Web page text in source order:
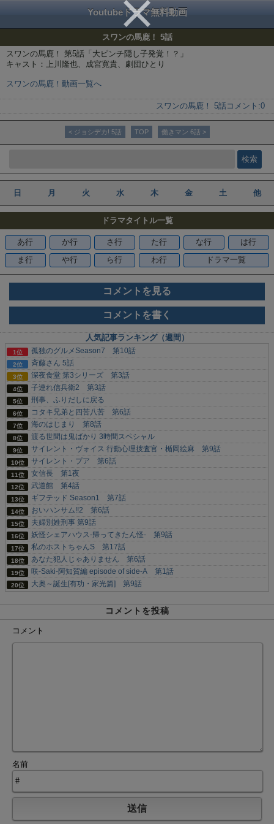
Youtubeドラマ無料動画
スワンの馬鹿！ 5話
スワンの馬鹿！ 第5話「大ピンチ隠し子発覚！？」
キャスト：上川隆也、成宮寛貴、劇団ひとり
スワンの馬鹿！動画一覧へ
スワンの馬鹿！ 5話 コメント:0
< ジョシデカ! 5話 TOP 働きマン 6話 >
日 月 火 水 木 金 土 他
ドラマタイトル一覧
あ行 か行 さ行 た行 な行
は行
ま行
や行 ら行 わ行 ドラマ一覧
コメントを見る
コメントを書く
人気記事ランキング（週間）
孤独のグルメSeason7 第10話
斉藤さん 5話
深夜食堂 第3シリーズ 第3話
子連れ信兵衛2 第3話
刑事、ふりだしに戻る
コタキ兄弟と四苦八苦 第6話
海のはじまり 第8話
渡る世間は鬼ばかり 3時間スペシャル
サイレント・ヴォイス 行動心理捜査官・楯岡絵麻 第9話
サイレント・プア 第6話
女信長 第1夜
武道館 第4話
ギフテッド Season1 第7話
おいハンサム!!2 第6話
夫婦別姓刑事 第9話
妖怪シェアハウス-帰ってきたん怪- 第9話
私のホストちゃんS 第17話
あなた犯人じゃありません 第6話
咲-Saki-阿知賀編 episode of side-A 第1話
大奥～誕生[有功・家光篇] 第9話
コメントを投稿
コメント
名前